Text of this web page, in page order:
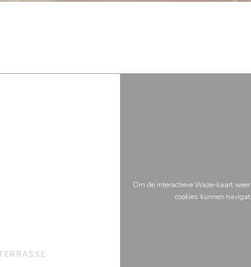
Om de interactieve Waze-kaart
cookies kunnen